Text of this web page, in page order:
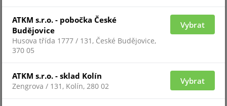
Pro zobrazení informací je nutné být přihlášený
ATKM s.r.o. - pobočka České
Budějovice
Husova třída 1777 / 131, České Budějovice,
370 05
Vybrat
ATKM s.r.o. - sklad Kolín
Zengrova / 131, Kolín, 280 02
Vybrat